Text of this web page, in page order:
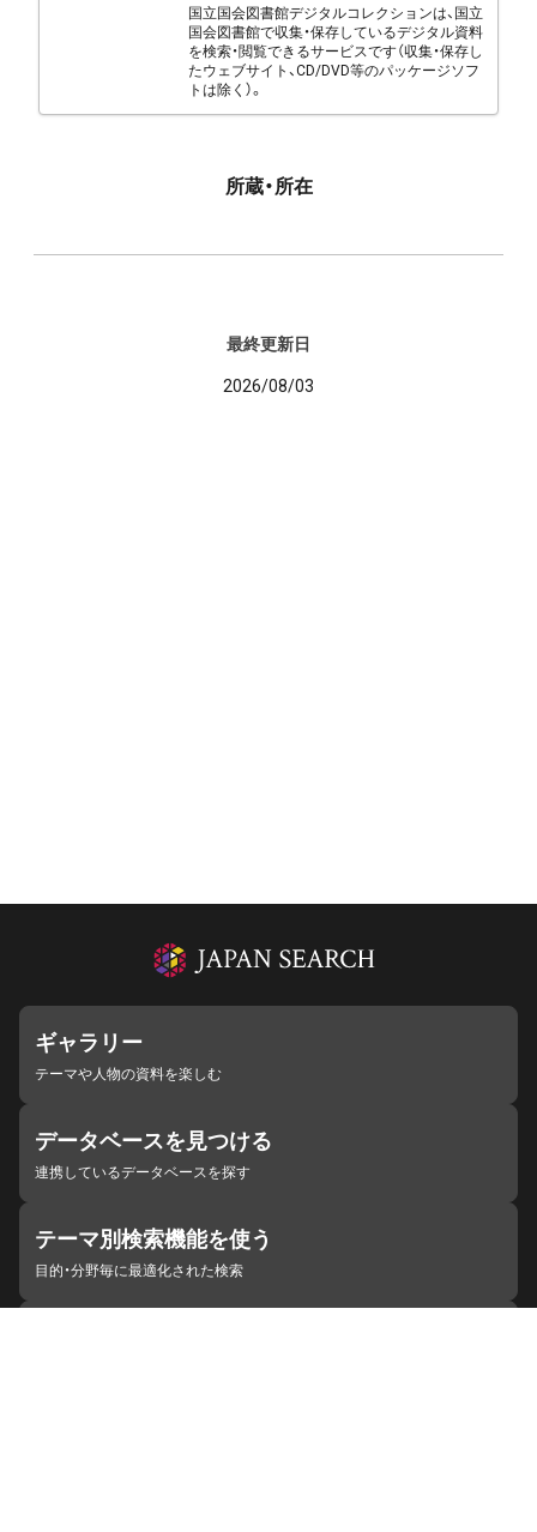
国立国会図書館デジタルコレクションは、国立
国会図書館で収集・保存しているデジタル資料
を検索・閲覧できるサービスです（収集・保存し
たウェブサイト、CD/DVD等のパッケージソフ
トは除く）。
所蔵・所在
最終更新日
2026/08/03
ギャラリー
テーマや人物の資料を楽しむ
データベースを見つける
連携しているデータベースを探す
テーマ別検索機能を使う
目的・分野毎に最適化された検索